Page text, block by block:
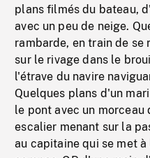
plans filmés du bateau,
avec un peu de neige.
rambarde, en train de se
sur le rivage dans le
l'étrave du navire
Quelques plans d'un
le pont avec un morceau
escalier menant sur la
au capitaine qui se met à